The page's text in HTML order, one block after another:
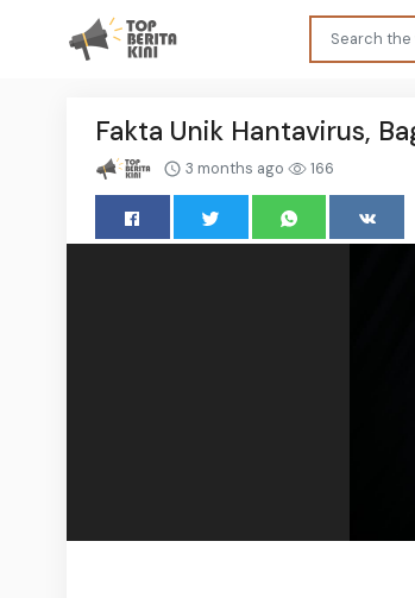
Fakta Unik Hantavirus,
3 months ago 166